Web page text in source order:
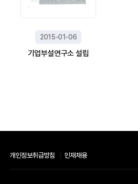
2015-01-06
기업부설연구소 설립
개인정보취급방침 인재채용